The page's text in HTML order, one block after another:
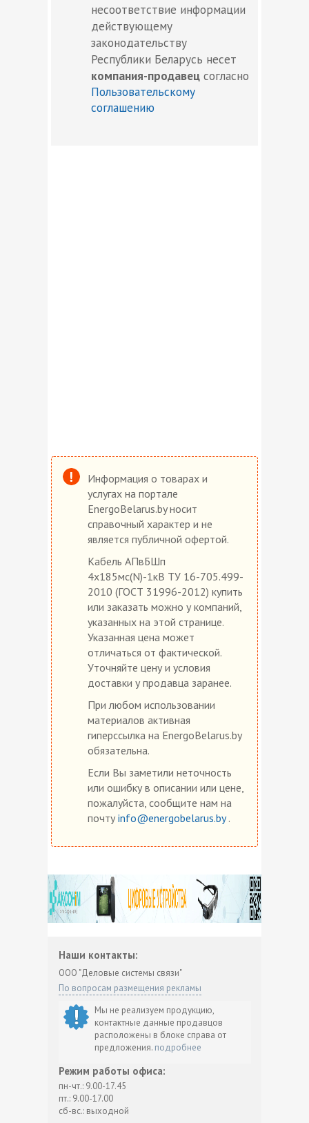
несоответствие информации
действующему
законодательству
Республики Беларусь несет
компания-продавец согласно
Пользовательскому
соглашению
Информация о товарах и
услугах на портале
EnergoBelarus.by носит
справочный характер и не
является публичной офертой.
Кабель АПвБШп
4х185мс(N)-1кВ ТУ 16-705.499-
2010 (ГОСТ 31996-2012) купить
или заказать можно у компаний,
указанных на этой странице.
Указанная цена может
отличаться от фактической.
Уточняйте цену и условия
доставки у продавца заранее.
При любом использовании
материалов активная
гиперссылка на EnergoBelarus.by
обязательна.
Если Вы заметили неточность
или ошибку в описании или цене,
пожалуйста, сообщите нам на
почту info@energobelarus.by.
Наши контакты:
ООО "Деловые системы связи"
По вопросам размещения рекламы
Мы не реализуем продукцию,
контактные данные продавцов
расположены в блоке справа от
предложения. подробнее
Режим работы офиса:
пн-чт.: 9.00-17.45
пт.: 9.00-17.00
сб-вс.: выходной